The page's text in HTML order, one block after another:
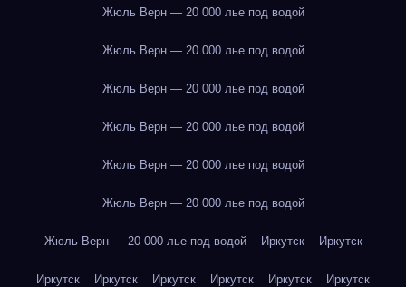
Жюль Верн — 20 000 лье под водой
Жюль Верн — 20 000 лье под водой
Жюль Верн — 20 000 лье под водой
Жюль Верн — 20 000 лье под водой
Жюль Верн — 20 000 лье под водой
Жюль Верн — 20 000 лье под водой
Жюль Верн — 20 000 лье под водой Иркутск Иркутск
Иркутск Иркутск Иркутск Иркутск Иркутск Иркутск